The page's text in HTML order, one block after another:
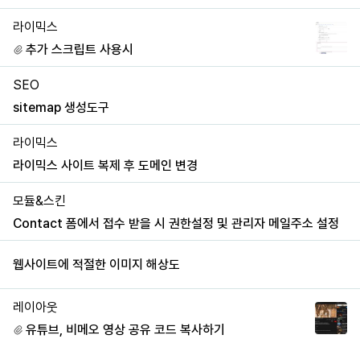
라이믹스
추가 스크립트 사용시
SEO
sitemap 생성도구
라이믹스
라이믹스 사이트 복제 후 도메인 변경
모듈&스킨
Contact 폼에서 접수 받을 시 권한설정 및 관리자 메일주소 설정
웹사이트에 적절한 이미지 해상도
레이아웃
유튜브, 비메오 영상 공유 코드 복사하기